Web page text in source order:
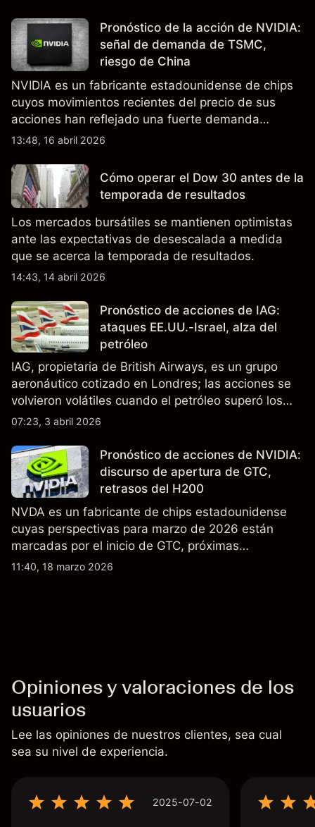
Pronóstico de la acción de NVIDIA:
señal de demanda de TSMC,
riesgo de China
NVIDIA es un fabricante estadounidense de chips
cuyos movimientos recientes del precio de sus
acciones han reflejado una fuerte demanda
relacionada con la IA, ingresos trimestrales récord
de exportación de EE.UU. que afectan las ventas
en China.
13:48, 16 abril 2026
Cómo operar el Dow 30 antes de la
temporada de resultados
Los mercados bursátiles se mantienen optimistas
ante las expectativas de desescalada a medida
que se acerca la temporada de resultados.
14:43, 14 abril 2026
Pronóstico de acciones de IAG:
ataques EE.UU.-Israel, alza del
petróleo
IAG, propietaria de British Airways, es un grupo
aeronáutico cotizado en Londres; las acciones se
volvieron volátiles cuando el petróleo superó los
$105 y los cierres del espacio aéreo de Oriente
no es un indicador fiable de resultados futuros..
07:23, 3 abril 2026
Pronóstico de acciones de NVIDIA:
discurso de apertura de GTC,
retrasos del H200
NVDA es un fabricante de chips estadounidense
cuyas perspectivas para marzo de 2026 están
marcadas por el inicio de GTC, próximas
actualizaciones de productos y la incertidumbre
11:40, 18 marzo 2026
Opiniones y valoraciones de los
usuarios
Lee las opiniones de nuestros clientes, sea cual
sea su nivel de experiencia.
2025-07-02